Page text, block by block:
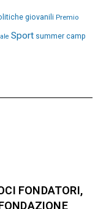
giovanili Premio
Sport summer camp
FONDATORI,